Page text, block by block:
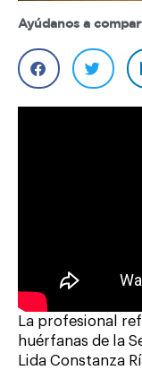
Ayúdanos a
La profesional
huérfanas de la
Lida Constanza